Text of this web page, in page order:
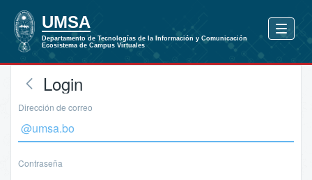
Login
Dirección de correo
Contraseña